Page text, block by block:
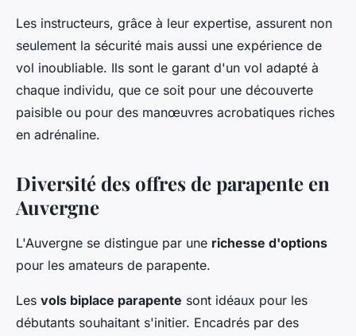
Les instructeurs, grâce à leur expertise, assurent non
seulement la sécurité mais aussi une expérience de
vol inoubliable. Ils sont le garant d'un vol adapté à
chaque individu, que ce soit pour une découverte
paisible ou pour des manœuvres acrobatiques riches
en adrénaline.
Diversité des offres de parapente en
Auvergne
L'Auvergne se distingue par une richesse d'options
pour les amateurs de parapente.
Les vols biplace parapente sont idéaux pour les
débutants souhaitant s'initier. Encadrés par des